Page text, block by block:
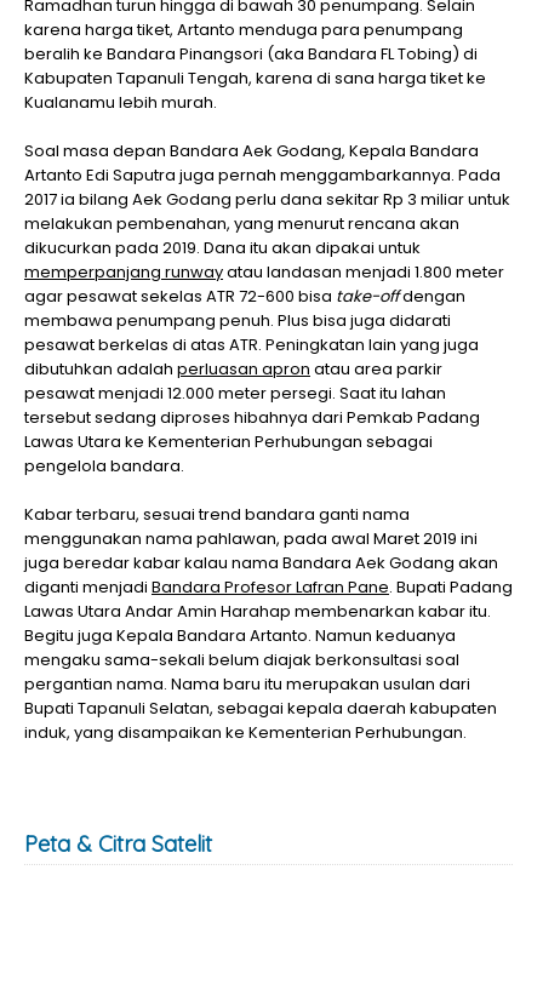
Ramadhan turun hingga di bawah 30 penumpang. Selain
karena harga tiket, Artanto menduga para penumpang
beralih ke Bandara Pinangsori (aka Bandara FL Tobing) di
Kabupaten Tapanuli Tengah, karena di sana harga tiket ke
Kualanamu lebih murah.
Soal masa depan Bandara Aek Godang, Kepala Bandara
Artanto Edi Saputra juga pernah menggambarkannya. Pada
2017 ia bilang Aek Godang perlu dana sekitar Rp 3 miliar untuk
melakukan pembenahan, yang menurut rencana akan
dikucurkan pada 2019. Dana itu akan dipakai untuk
memperpanjang runwayatau landasan menjadi 1.800 meter
agar pesawat sekelas ATR 72-600 bisa take-offdengan
membawa penumpang penuh. Plus bisa juga didarati
pesawat berkelas di atas ATR. Peningkatan lain yang juga
dibutuhkan adalah perluasan apron atau area parkir
pesawat menjadi 12.000 meter persegi. Saat itu lahan
tersebut sedang diproses hibahnya dari Pemkab Padang
Lawas Utara ke Kementerian Perhubungan sebagai
pengelola bandara.
Kabar terbaru, sesuai trend bandara ganti nama
menggunakan nama pahlawan, pada awal Maret 2019 ini
juga beredar kabar kalau nama Bandara Aek Godang akan
diganti menjadi Bandara Profesor Lafran Pane. Bupati Padang
Lawas Utara Andar Amin Harahap membenarkan kabar itu.
Begitu juga Kepala Bandara Artanto. Namun keduanya
mengaku sama-sekali belum diajak berkonsultasi soal
pergantian nama. Nama baru itu merupakan usulan dari
Bupati Tapanuli Selatan, sebagai kepala daerah kabupaten
induk, yang disampaikan ke Kementerian Perhubungan.
Peta & Citra Satelit